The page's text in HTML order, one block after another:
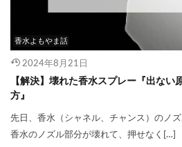
香水よもやま話
2024年8月21日
【解決】壊れた香水スプレー『出ない
方』
先日、香水（シャネル、チャンス）のノ
香水のノズル部分が壊れて、押せなく[…]